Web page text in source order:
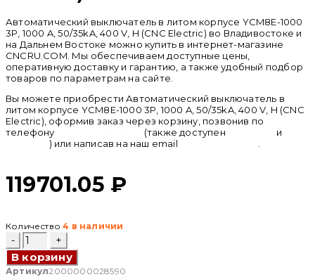
Автоматический выключатель в литом корпусе YCM8E-1000
3P, 1000 A, 50/35kA, 400 V, H (CNC Electric) во Владивостоке и
на Дальнем Востоке можно купить в интернет-магазине
CNCRU.COM. Мы обеспечиваем доступные цены,
оперативную доставку и гарантию, а также удобный подбор
товаров по параметрам на сайте.
Вы можете приобрести Автоматический выключатель в
литом корпусе YCM8E-1000 3P, 1000 A, 50/35kA, 400 V, H (CNC
Electric), оформив заказ через корзину, позвонив по
телефону
(также доступен
и
) или написав на наш email
119701.05 ₽
Количество 4 в наличии
Количество
товара
Автоматический
выключатель
В корзину
Артикул2000000028590